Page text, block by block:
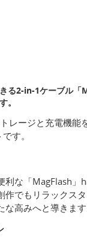
る2-in-1ケーブル「
。
レージと充電機能
す。
利な「MagFlash」
作でもリラックス
高みへと導きます